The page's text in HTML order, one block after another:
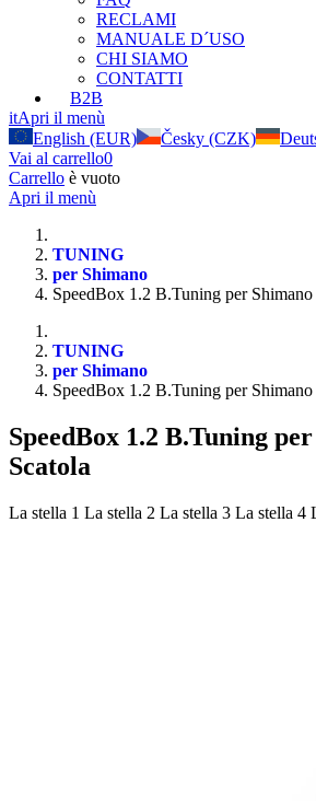
RECLAMI
MANUALE D´USO
CHI SIAMO
CONTATTI
B2B
itApri il menù
English (EUR)
Česky (CZK)
Vai al carrello0
Carrello è vuoto
Apri il menù
TUNING
per Shimano
SpeedBox 1.2 B.Tuning per
TUNING
per Shimano
SpeedBox 1.2 B.Tuning per
SpeedBox 1.2 B.Tuning
Scatola
La stella 1 La stella 2 La stella 3 La stella 4